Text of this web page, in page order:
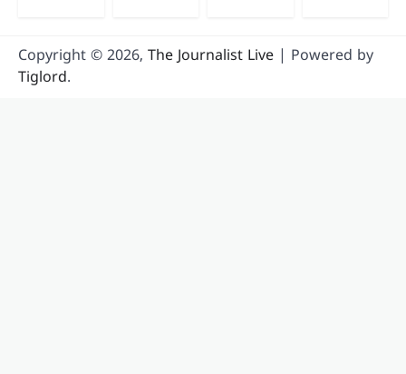
Copyright © 2026, The Journalist Live | Powered by
Tiglord.